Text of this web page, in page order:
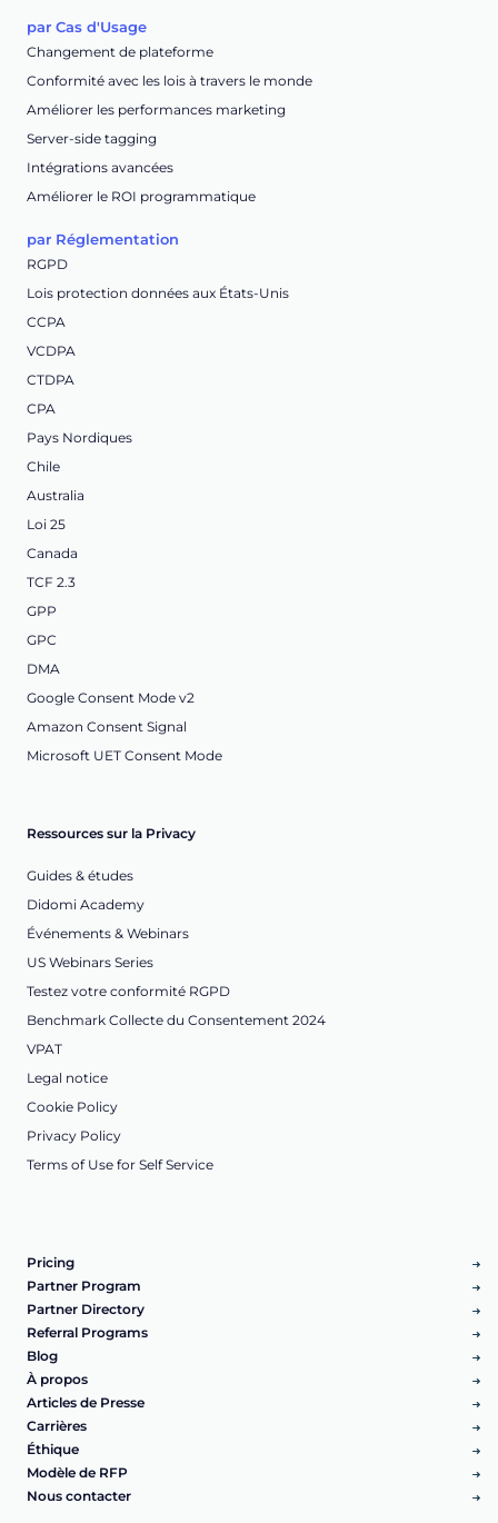
par Cas d'Usage
Changement de plateforme
Conformité avec les lois à travers le monde
Améliorer les performances marketing
Server-side tagging
Intégrations avancées
Améliorer le ROI programmatique
par Réglementation
RGPD
Lois protection données aux États-Unis
CCPA
VCDPA
CTDPA
CPA
Pays Nordiques
Chile
Australia
Loi 25
Canada
TCF 2.3
GPP
GPC
DMA
Google Consent Mode v2
Amazon Consent Signal
Microsoft UET Consent Mode
Ressources sur la Privacy
Guides & études
Didomi Academy
Événements & Webinars
US Webinars Series
Testez votre conformité RGPD
Benchmark Collecte du Consentement 2024
VPAT
Legal notice
Cookie Policy
Privacy Policy
Terms of Use for Self Service
Pricing
Partner Program
Partner Directory
Referral Programs
Blog
À propos
Articles de Presse
Carrières
Éthique
Modèle de RFP
Nous contacter